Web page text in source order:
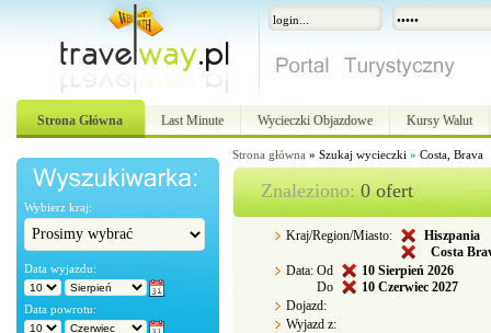
Strona Główna Last Minute Wycieczki Objazdowe Kursy Walut
Wybierz kraj:
Data wyjazdu:
Data powrotu:
Strona główna » Szukaj wycieczki » Costa, Brava
Znaleziono:0 ofert
Kraj/Region/Miasto:
Hiszpania
Costa
Data: Od 10 Sierpień 2026
Do
10 Czerwiec 2027
Dojazd:
Wyjazd z: